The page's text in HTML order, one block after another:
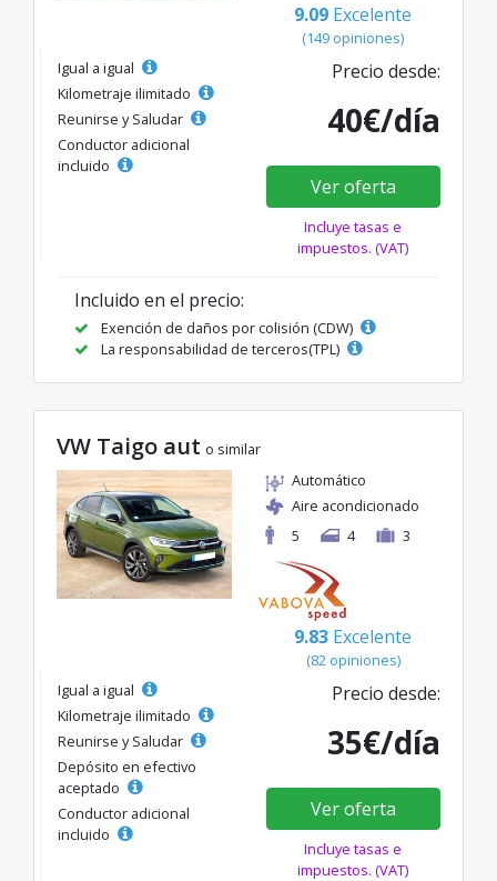
9.09 Excelente
(149 opiniones)
Igual a igual
Kilometraje ilimitado
Reunirse y Saludar
Conductor adicional
incluido
Precio desde:
40€/día
Ver oferta
Incluye tasas e
impuestos. (VAT)
Incluido en el precio:
Exención de daños por colisión (CDW)
La responsabilidad de terceros(TPL)
VW Taigo aut o similar
Automático
Aire acondicionado
5
4 3
9.83 Excelente
(82 opiniones)
Igual a igual
Kilometraje ilimitado
Reunirse y Saludar
Depósito en efectivo
aceptado
Conductor adicional
incluido
Precio desde:
35€/día
Ver oferta
Incluye tasas e
impuestos. (VAT)